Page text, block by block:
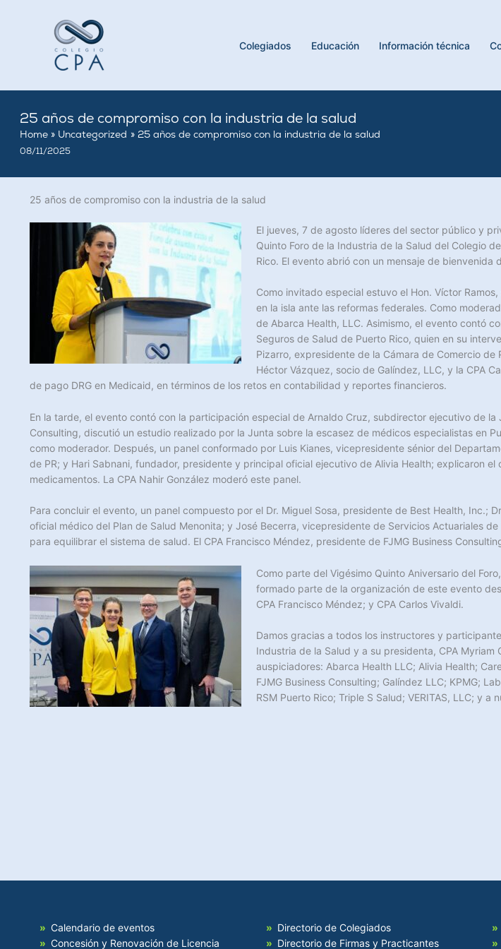
Colegiados Educación Información técnica
25 años de compromiso con la industria de la salud
Home Uncategorized 25 años de compromiso con la industria de la salud
08/11/2025
25 años de compromiso con la industria de la salud
El jueves, 7 de agosto líderes del sector público y
Quinto Foro de la Industria de la Salud del Colegio
Rico. El evento abrió con un mensaje de bienvenida
Como invitado especial estuvo el Hon. Víctor
en la isla ante las reformas federales. Como
de Abarca Health, LLC. Asimismo, el evento contó
Seguros de Salud de Puerto Rico, quien en su
Pizarro, expresidente de la Cámara de Comercio
Héctor Vázquez, socio de Galíndez, LLC, y la CPA
de pago DRG en Medicaid, en términos de los retos en contabilidad y reportes financieros.
En la tarde, el evento contó con la participación especial de Arnaldo Cruz, subdirector ejecutivo de
Consulting, discutió un estudio realizado por la Junta sobre la escasez de médicos especialistas en
como moderador. Después, un panel conformado por Luis Kianes, vicepresidente sénior del
de PR; y Hari Sabnani, fundador, presidente y principal oficial ejecutivo de Alivia Health; explicaron
medicamentos. La CPA Nahir González moderó este panel.
Para concluir el evento, un panel compuesto por el Dr. Miguel Sosa, presidente de Best Health, Inc.;
oficial médico del Plan de Salud Menonita; y José Becerra, vicepresidente de Servicios Actuariales
para equilibrar el sistema de salud. El CPA Francisco Méndez, presidente de FJMG Business
Como parte del Vigésimo Quinto Aniversario del
formado parte de la organización de este evento
CPA Francisco Méndez; y CPA Carlos Vivaldi.
Damos gracias a todos los instructores y
Industria de la Salud y a su presidenta, CPA
auspiciadores: Abarca Health LLC; Alivia Health;
FJMG Business Consulting; Galíndez LLC; KPMG;
RSM Puerto Rico; Triple S Salud; VERITAS, LLC; y
Calendario de eventos
Concesión y Renovación de Licencia
Directorio de Colegiados
Directorio de Firmas y Practicantes